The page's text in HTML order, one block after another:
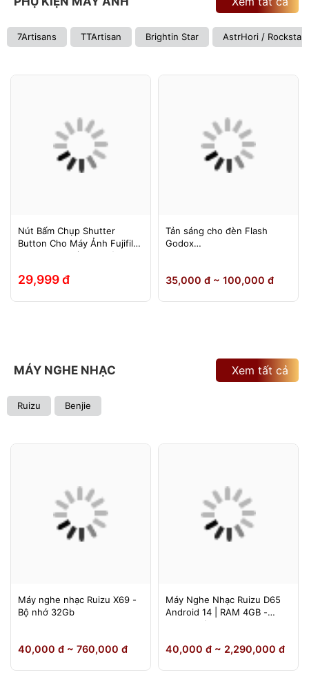
7Artisans TTArtisan Brightin Star AstrHori / Rockstar
Nút Bấm Chụp Shutter
Button Cho Máy Ảnh Fujifilm
Leica Contax (Ren Xoáy)
29,999 đ
Tản sáng cho đèn Flash
Godox
860III, Yongnuo 560II/565EX,
35,000 đ ~ 100,000 đ
MÁY NGHE NHẠC
Ruizu Benjie
Xem tất cả
Máy nghe nhạc Ruizu X69 -
Bộ nhớ 32Gb
40,000 đ ~ 760,000 đ
Máy Nghe Nhạc Ruizu D65
Android 14 | RAM 4GB -
64GB Chính Hãng
40,000 đ ~ 2,290,000 đ